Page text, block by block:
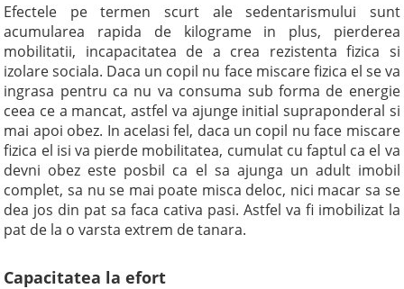
Efectele pe termen scurt ale sedentarismului sunt
acumularea rapida de kilograme in plus, pierderea
mobilitatii, incapacitatea de a crea rezistenta fizica si
izolare sociala. Daca un copil nu face miscare fizica el se va
ingrasa pentru ca nu va consuma sub forma de energie
ceea ce a mancat, astfel va ajunge initial supraponderal si
mai apoi obez. In acelasi fel, daca un copil nu face miscare
fizica el isi va pierde mobilitatea, cumulat cu faptul ca el va
devni obez este posbil ca el sa ajunga un adult imobil
complet, sa nu se mai poate misca deloc, nici macar sa se
dea jos din pat sa faca cativa pasi. Astfel va fi imobilizat la
pat de la o varsta extrem de tanara.
Capacitatea la efort